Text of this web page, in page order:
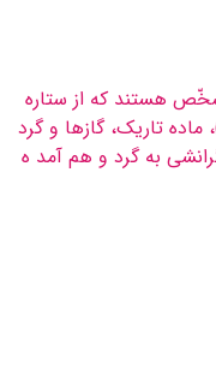
هستند که از ستاره
ماده تاریک، گازها و گرد
به گرد و هم آمد ه